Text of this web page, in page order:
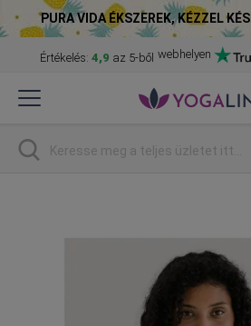
PURA VIDA ÉKSZEREK, KÉZZEL
Értékelés: 4,9 az 5-ből webhelyen
to
Keresés